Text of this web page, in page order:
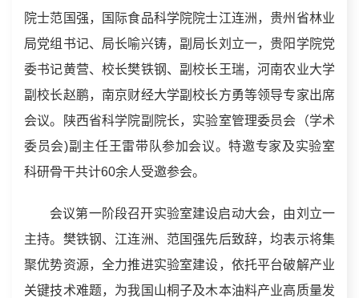
院士范国强，国际食品科学院院士江连洲，贵州省林业
局党组书记、局长喻兴铸，副局长刘立一，贵阳学院党
委书记黄营、校长樊铁钢、副校长王瑞，河南农业大学
副校长赵鹏，南京财经大学副校长方勇等领导专家出席
会议。陕西省科学院副院长，实验室管理委员会（学术
委员会)副主任王雷带队参加会议。特邀专家及实验室
科研骨干共计60余人受邀参会。
会议第一阶段召开实验室建设启动大会，由刘立一
主持。樊铁钢、江连洲、范国强先后致辞，均表示将集
聚优势资源，全力推进实验室建设，依托平台破解产业
关键技术难题，为我国山桐子及木本油料产业高质量发